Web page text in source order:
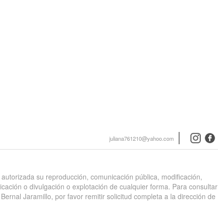
juliana761210@yahoo.com
su reproducción, comunicación pública, modificación,
o divulgación o explotación de cualquier forma. Para consultar
Jaramillo, por favor remitir solicitud completa a la dirección de